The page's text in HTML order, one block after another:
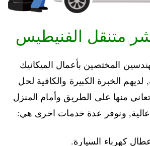
متنقل الفنيطيس
المختصين بأعمال الميكانيك
لديهم الخبرة الكبيرة والكافية لحل
منها على الطريق وأمام المنزل
ونوفر عدة خدمات اخرى هي:
كهرباء السيارة.